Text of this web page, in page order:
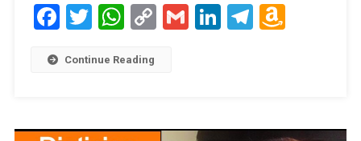
Facebook
Twitter
WhatsApp
CopyGmailLinkedIn
Telegram
Continue Reading